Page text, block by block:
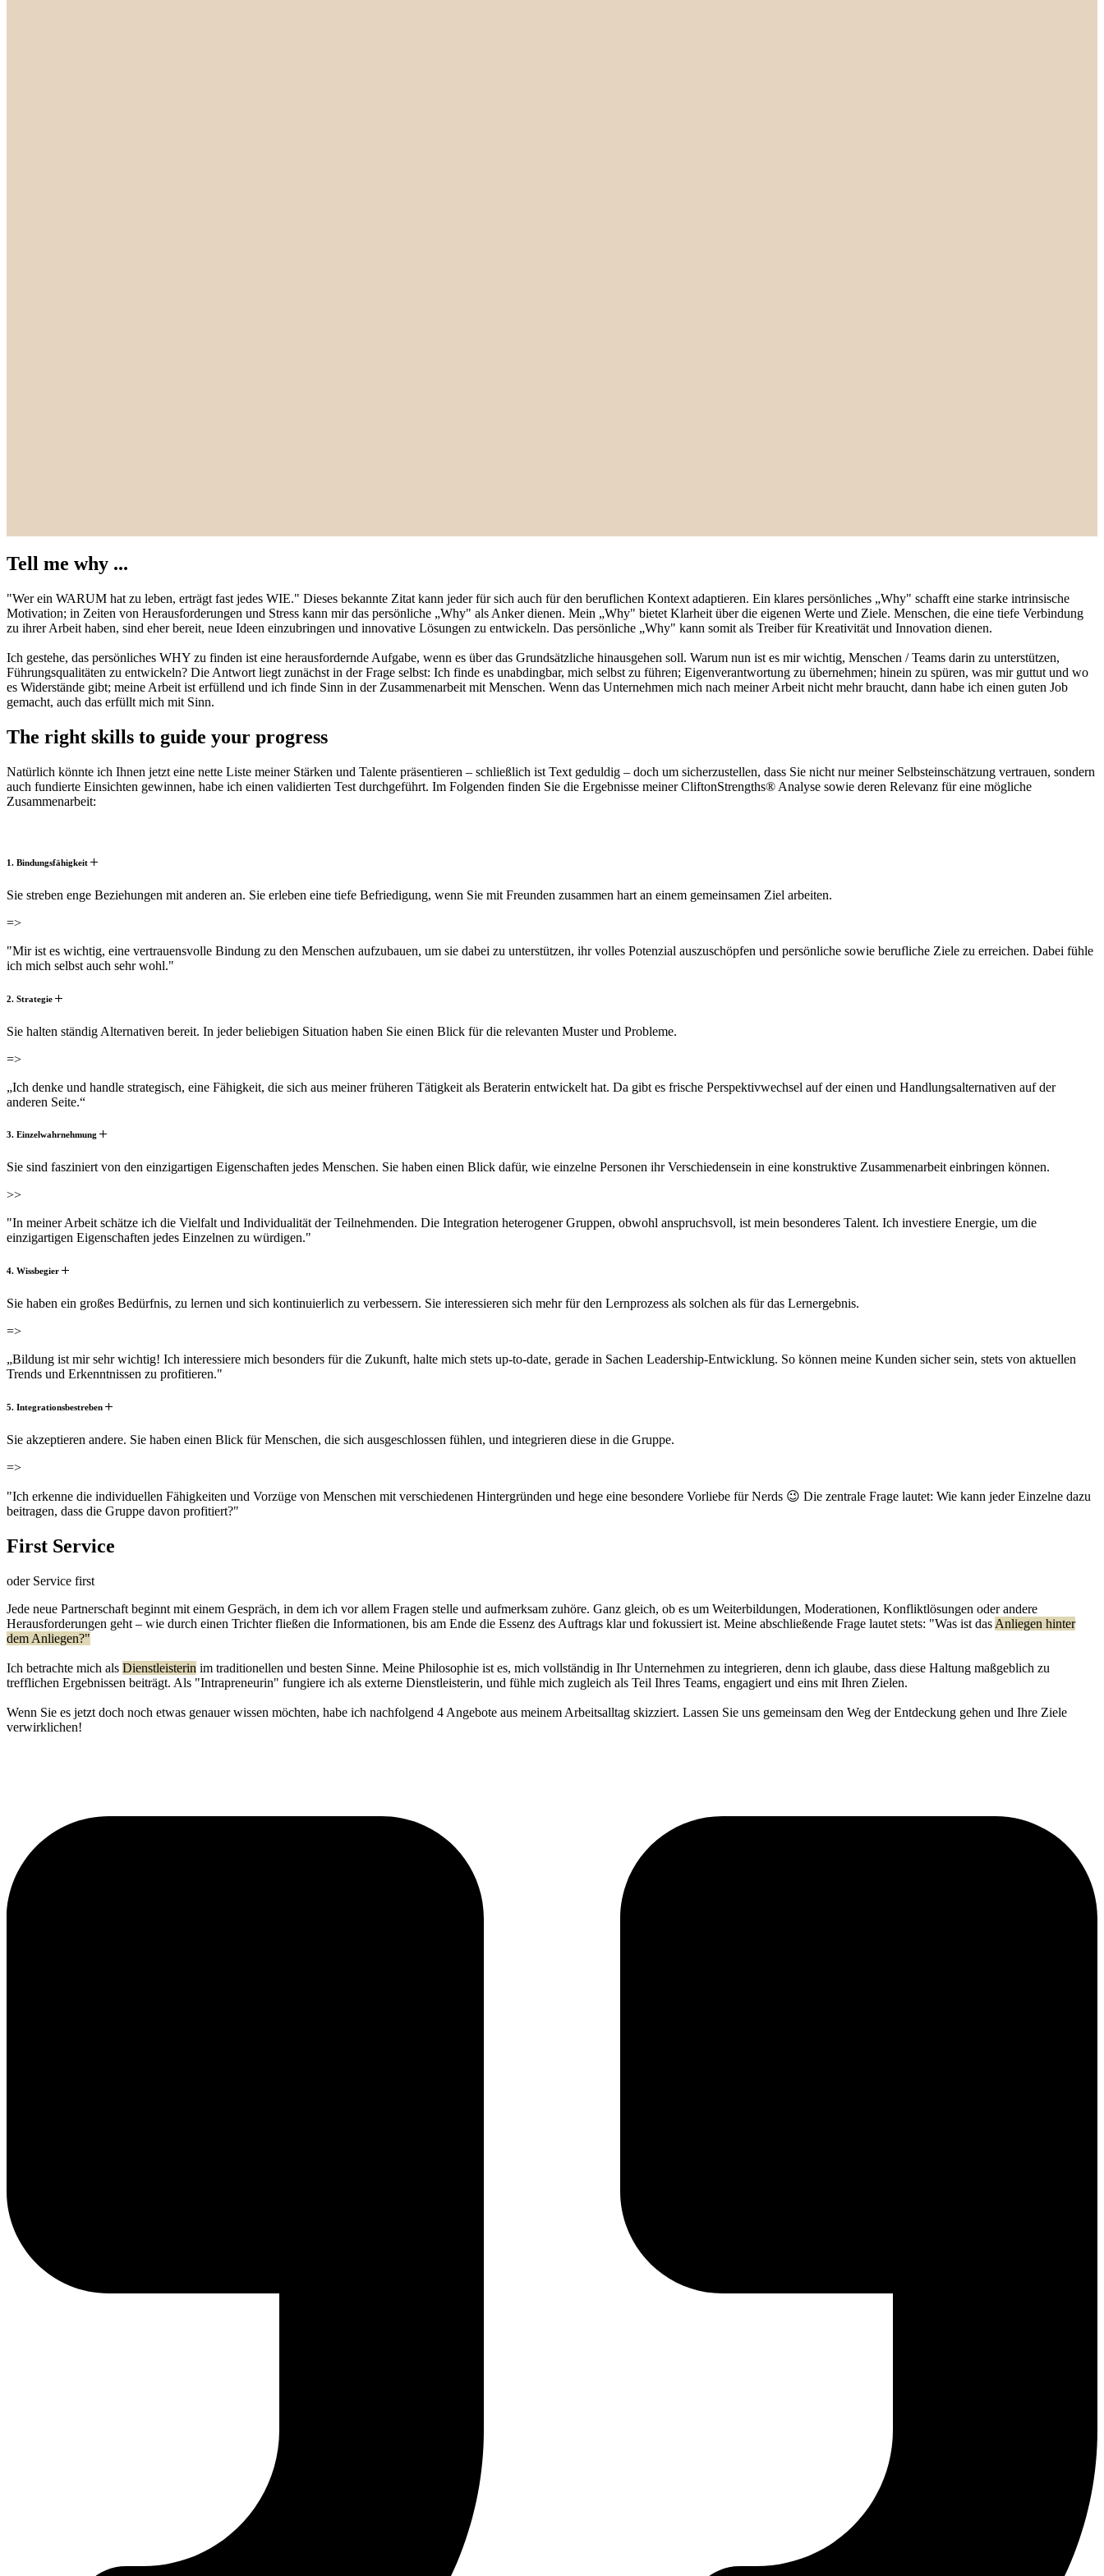
Tell me why ...
"Wer ein WARUM hat zu leben, erträgt fast jedes WIE." Dieses bekannte Zitat kann jeder für sich auch für den beruflichen Kontext adaptieren. Ein klares persönliches „Why" schafft eine starke intrinsische
Motivation; in Zeiten von Herausforderungen und Stress kann mir das persönliche „Why" als Anker dienen. Mein „Why" bietet Klarheit über die eigenen Werte und Ziele. Menschen, die eine tiefe Verbindung
zu ihrer Arbeit haben, sind eher bereit, neue Ideen einzubringen und innovative Lösungen zu entwickeln. Das persönliche „Why" kann somit als Treiber für Kreativität und Innovation dienen.
Ich gestehe, das persönliches WHY zu finden ist eine herausfordernde Aufgabe, wenn es über das Grundsätzliche hinausgehen soll. Warum nun ist es mir wichtig, Menschen / Teams darin zu unterstützen,
Führungsqualitäten zu entwickeln? Die Antwort liegt zunächst in der Frage selbst: Ich finde es unabdingbar, mich selbst zu führen; Eigenverantwortung zu übernehmen; hinein zu spüren, was mir guttut und wo
es Widerstände gibt; meine Arbeit ist erfüllend und ich finde Sinn in der Zusammenarbeit mit Menschen. Wenn das Unternehmen mich nach meiner Arbeit nicht mehr braucht, dann habe ich einen guten Job
gemacht, auch das erfüllt mich mit Sinn.
The right skills to guide your progress
Natürlich könnte ich Ihnen jetzt eine nette Liste meiner Stärken und Talente präsentieren – schließlich ist Text geduldig – doch um sicherzustellen, dass Sie nicht nur meiner Selbsteinschätzung vertrauen, sondern
auch fundierte Einsichten gewinnen, habe ich einen validierten Test durchgeführt. Im Folgenden finden Sie die Ergebnisse meiner CliftonStrengths® Analyse sowie deren Relevanz für eine mögliche
Zusammenarbeit:
1. Bindungsfähigkeit
Sie streben enge Beziehungen mit anderen an. Sie erleben eine tiefe Befriedigung, wenn Sie mit Freunden zusammen hart an einem gemeinsamen Ziel arbeiten.
=>
"Mir ist es wichtig, eine vertrauensvolle Bindung zu den Menschen aufzubauen, um sie dabei zu unterstützen, ihr volles Potenzial auszuschöpfen und persönliche sowie berufliche Ziele zu erreichen. Dabei fühle
ich mich selbst auch sehr wohl."
2. Strategie
Sie halten ständig Alternativen bereit. In jeder beliebigen Situation haben Sie einen Blick für die relevanten Muster und Probleme.
=>
„Ich denke und handle strategisch, eine Fähigkeit, die sich aus meiner früheren Tätigkeit als Beraterin entwickelt hat. Da gibt es frische Perspektivwechsel auf der einen und Handlungsalternativen auf der
anderen Seite.“
3. Einzelwahrnehmung
Sie sind fasziniert von den einzigartigen Eigenschaften jedes Menschen. Sie haben einen Blick dafür, wie einzelne Personen ihr Verschiedensein in eine konstruktive Zusammenarbeit einbringen können.
>>
"In meiner Arbeit schätze ich die Vielfalt und Individualität der Teilnehmenden. Die Integration heterogener Gruppen, obwohl anspruchsvoll, ist mein besonderes Talent. Ich investiere Energie, um die
einzigartigen Eigenschaften jedes Einzelnen zu würdigen."
4. Wissbegier
Sie haben ein großes Bedürfnis, zu lernen und sich kontinuierlich zu verbessern. Sie interessieren sich mehr für den Lernprozess als solchen als für das Lernergebnis.
=>
„Bildung ist mir sehr wichtig! Ich interessiere mich besonders für die Zukunft, halte mich stets up-to-date, gerade in Sachen Leadership-Entwicklung. So können meine Kunden sicher sein, stets von aktuellen
Trends und Erkenntnissen zu profitieren."
5. Integrationsbestreben
Sie akzeptieren andere. Sie haben einen Blick für Menschen, die sich ausgeschlossen fühlen, und integrieren diese in die Gruppe.
=>
"Ich erkenne die individuellen Fähigkeiten und Vorzüge von Menschen mit verschiedenen Hintergründen und hege eine besondere Vorliebe für Nerds 😉 Die zentrale Frage lautet: Wie kann jeder Einzelne dazu
beitragen, dass die Gruppe davon profitiert?"
First Service
oder Service first
Jede neue Partnerschaft beginnt mit einem Gespräch, in dem ich vor allem Fragen stelle und aufmerksam zuhöre. Ganz gleich, ob es um Weiterbildungen, Moderationen, Konfliktlösungen oder andere
Herausforderungen geht – wie durch einen Trichter fließen die Informationen, bis am Ende die Essenz des Auftrags klar und fokussiert ist. Meine abschließende Frage lautet stets: "Was ist das Anliegen hinter
dem Anliegen?"
Ich betrachte mich als Dienstleisterin im traditionellen und besten Sinne. Meine Philosophie ist es, mich vollständig in Ihr Unternehmen zu integrieren, denn ich glaube, dass diese Haltung maßgeblich zu
trefflichen Ergebnissen beiträgt. Als "Intrapreneurin" fungiere ich als externe Dienstleisterin, und fühle mich zugleich als Teil Ihres Teams, engagiert und eins mit Ihren Zielen.
Wenn Sie es jetzt doch noch etwas genauer wissen möchten, habe ich nachfolgend 4 Angebote aus meinem Arbeitsalltag skizziert. Lassen Sie uns gemeinsam den Weg der Entdeckung gehen und Ihre Ziele
verwirklichen!